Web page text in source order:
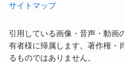
サイトマップ
引用している画像・音声・動画
有者様に帰属します。著作権・
るものではありません。